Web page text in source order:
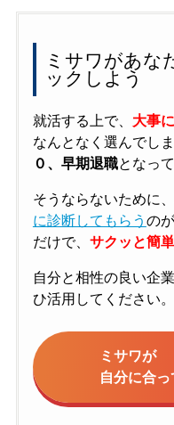
ミサワがあな
ックしよう
就活する上で、 大事
なんとなく選んでし
０、早期退職となっ
そうならないために
に診断してもらう の
だけで、 サクッと簡
自分と相性の良い企
ひ活用してください。
ミサワが
自分に合っ